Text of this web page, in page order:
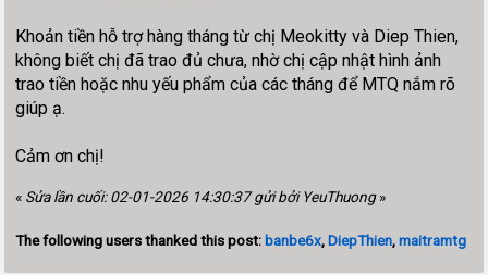
Khoản tiền hỗ trợ hàng tháng từ chị Meokitty và Diep Thien,
không biết chị đã trao đủ chưa, nhờ chị cập nhật hình ảnh
trao tiền hoặc nhu yếu phẩm của các tháng để MTQ nắm rõ
giúp ạ.
Cảm ơn chị!
« Sửa lần cuối: 02-01-2026 14:30:37 gửi bởi YeuThuong»
The following users thanked this post: banbe6x,DiepThien,maitramtg